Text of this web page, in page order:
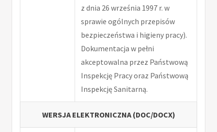
z dnia 26 września 1997 r. w
sprawie ogólnych przepisów
bezpieczeństwa i higieny pracy).
Dokumentacja w pełni
akceptowalna przez Państwową
Inspekcję Pracy oraz Państwową
Inspekcję Sanitarną.
WERSJA ELEKTRONICZNA (DOC/DOCX)